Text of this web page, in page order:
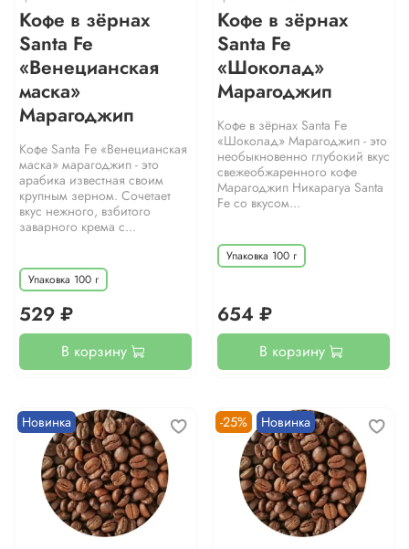
Кофе в зёрнах
Santa Fe
«Венецианская
маска»
Марагоджип
Кофе Santa Fe «Венецианская
маска» марагоджип - это
арабика известная своим
крупным зерном. Сочетает
вкус нежного, взбитого
заварного крема с...
Упаковка 100 г
529 ₽
В корзину
Кофе в зёрнах
Santa Fe
«Шоколад»
Марагоджип
Кофе в зёрнах Santa Fe
«Шоколад» Марагоджип - это
необыкновенно глубокий вкус
свежеобжаренного кофе
Марагоджип Никарагуа Santa
Fe со вкусом...
Упаковка 100 г
654 ₽
В корзину
Новинка -25% Новинка